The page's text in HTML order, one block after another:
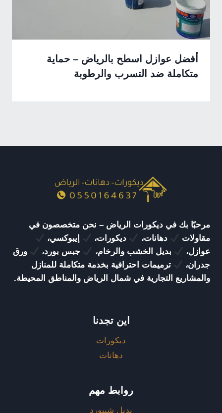
أفضل عوازل اسطح بالرياض – حماية
متكاملة ضد التسرب والرطوبة
مرحبًا بك في ديكورات الرياض – نحن متخصصون في
مقاولات
دهانات، ديكورات،
إيبوكسي،
عوازل،
بديل الخشب والرخام، جبس بورد،
ورق
جدران،
ترميمات احترافية بخدمة متكاملة للمنازل
والمشاريع التجارية في شمال الرياض والمناطق المحيطة.
اين تجدنا
ديكورات
دهانات
روابط مهم
بديل شيبورد